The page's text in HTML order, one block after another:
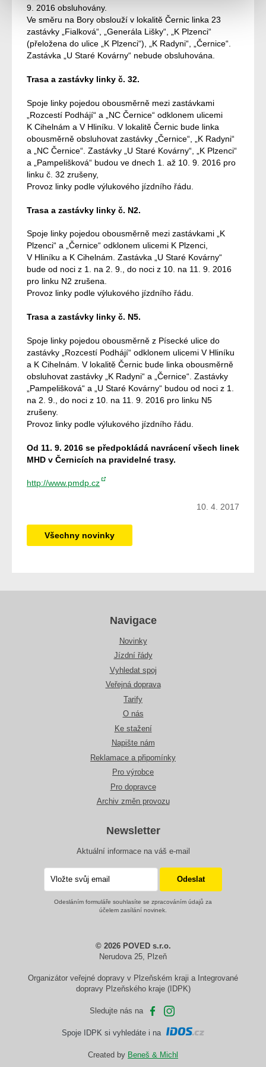
9. 2016 obsluhovány.
Ve směru na Bory obslouží v lokalitě Černic linka 23
zastávky „Fialková“, „Generála Lišky“, „K Plzenci“
(přeložena do ulice „K Plzenci“), „K Radyni“, „Černice“.
Zastávka „U Staré Kovárny“ nebude obsluhována.
Trasa a zastávky linky č. 32.
Spoje linky pojedou obousměrně mezi zastávkami
„Rozcestí Podhájí“ a „NC Černice“ odklonem ulicemi
K Cihelnám a V Hliníku. V lokalitě Černic bude linka
obousměrně obsluhovat zastávky „Černice“, „K Radyni“
a „NC Černice“. Zastávky „U Staré Kovárny“, „K Plzenci“
a „Pampelišková“ budou ve dnech 1. až 10. 9. 2016 pro
linku č. 32 zrušeny,
Provoz linky podle výlukového jízdního řádu.
Trasa a zastávky linky č. N2.
Spoje linky pojedou obousměrně mezi zastávkami „K
Plzenci“ a „Černice“ odklonem ulicemi K Plzenci,
V Hliníku a K Cihelnám. Zastávka „U Staré Kovárny“
bude od noci z 1. na 2. 9., do noci z 10. na 11. 9. 2016
pro linku N2 zrušena.
Provoz linky podle výlukového jízdního řádu.
Trasa a zastávky linky č. N5.
Spoje linky pojedou obousměrně z Písecké ulice do
zastávky „Rozcestí Podhájí“ odklonem ulicemi V Hliníku
a K Cihelnám. V lokalitě Černic bude linka obousměrně
obsluhovat zastávky „K Radyni“ a „Černice“. Zastávky
„Pampelišková“ a „U Staré Kovárny“ budou od noci z 1.
na 2. 9., do noci z 10. na 11. 9. 2016 pro linku N5
zrušeny.
Provoz linky podle výlukového jízdního řádu.
Od 11. 9. 2016 se předpokládá navrácení všech linek
MHD v Černicích na pravidelné trasy.
http://www.pmdp.cz
10. 4. 2017
Všechny novinky
Navigace
Novinky
Jízdní řády
Vyhledat spoj
Veřejná doprava
Tarify
O nás
Ke stažení
Napište nám
Reklamace a připomínky
Pro výrobce
Pro dopravce
Archiv změn provozu
Newsletter
Aktuální informace na váš e-mail
Odesláním formuláře souhlasíte se zpracováním údajů za
účelem zasílání novinek.
© 2026 POVED s.r.o.
Nerudova 25, Plzeň
Organizátor veřejné dopravy v Plzeňském kraji a Integrované
dopravy Plzeňského kraje (IDPK)
Sledujte nás na
Spoje IDPK si vyhledáte i na
Created by Beneš & Michl